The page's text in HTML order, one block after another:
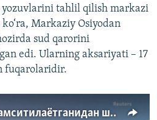
tahlil qilish markazi
Markaziy Osiyodan
sud qarorini
edi. Ularning aksariyati – 17
fuqarolaridir.
Ўзбеклар АҚШда камситилаётганидан шикоят қилишди